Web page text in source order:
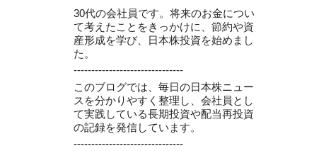
30代の会社員です。将来のお金につい
て考えたことをきっかけに、節約や資
産形成を学び、日本株投資を始めまし
た。
-------------------------------
このブログでは、毎日の日本株ニュー
スを分かりやすく整理し、会社員とし
て実践している長期投資や配当再投資
の記録を発信しています。
-------------------------------